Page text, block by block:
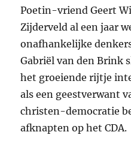
Poetin-vriend Geert
Zijderveld al een jaar
onafhankelijke
Gabriël van den Brink
het groeiende rijtje
als een geestverwant
christen-democratie
afknapten op hetCDA.